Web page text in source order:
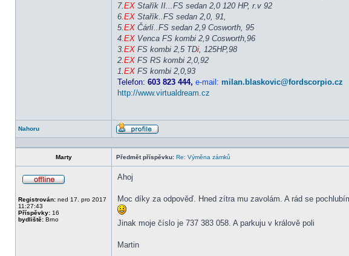
7.EX Stařík II...FS sedan 2,0 120 HP, r.v 92
6.EX Stařík..FS sedan 2,0, 91,
5.EX Čárlí..FS sedan 2,9 Cosworth, 95
4.EX Venca FS kombi 2,9 Cosworth,96
3.EX FS kombi 2,5 TDi, 125HP,98
2.EX FS RS kombi 2,0,92
1.EX FS kombi 2,0,93
Telefon: 603 823 444, e-mail: milan.blaskovic@fordscorpio.cz
http://www.virtualdream.cz
Nahoru
Profil
Marty
Předmět příspěvku: Re: Výměna zámků
Registrován: ned 17. pro 2017
11:27:43
Příspěvky: 16
bydliště: Brno
Ahoj
Moc díky za odpověď. Hned zítra mu zavolám. A rád se
Jinak moje číslo je 737 383 058. A parkuju v králově poli
Martin